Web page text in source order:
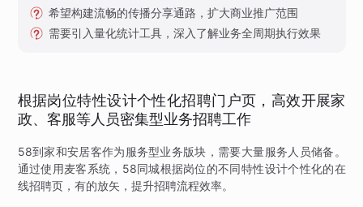
希望构建流畅的传播分享通路，扩大商业推广范围
需要引入量化统计工具，深入了解业务全周期执行效果
根据岗位特性设计个性化招聘门户页，高效开展家
政、客服等人员密集型业务招聘工作
58到家和安居客作为服务型业务版块，需要大量服务人员储备。
通过使用麦客系统，58同城根据岗位的不同特性设计个性化的在
线招聘页，有的放矢，提升招聘流程效率。